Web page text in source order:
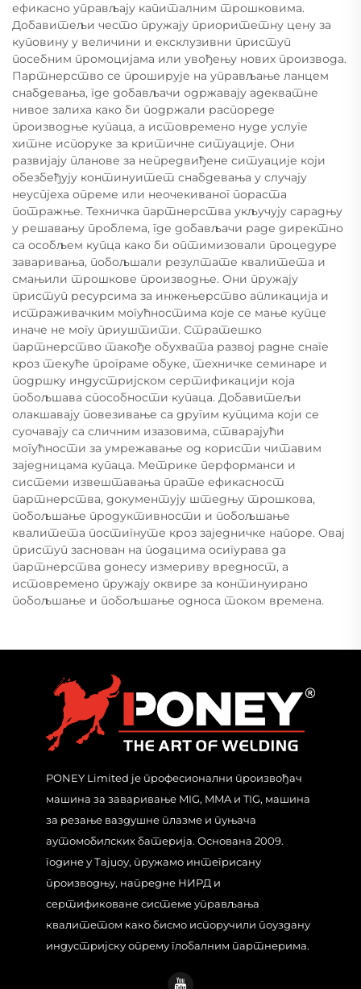
ефикасно управљају капиталним трошковима.
Добавитељи често пружају приоритетну цену за
куповину у величини и ексклузивни приступ
посебним промоцијама или увођењу нових производа.
Партнерство се проширује на управљање ланцем
снабдевања, где добављачи одржавају адекватне
нивое залиха како би подржали распореде
производње купаца, а истовремено нуде услуге
хитне испоруке за критичне ситуације. Они
развијају планове за непредвиђене ситуације који
обезбеђују континуитет снабдевања у случају
неуспјеха опреме или неочекиваног пораста
потражње. Техничка партнерства укључују сарадњу
у решавању проблема, где добављачи раде директно
са особљем купца како би оптимизовали процедуре
заваривања, побољшали резултате квалитета и
смањили трошкове производње. Они пружају
приступ ресурсима за инжењерство апликација и
истраживачким могућностима које се мање купце
иначе не могу приуштити. Стратешко
партнерство такође обухвата развој радне снаге
кроз текуће програме обуке, техничке семинаре и
подршку индустријском сертификацији која
побољшава способности купаца. Добавитељи
олакшавају повезивање са другим купцима који се
суочавају са сличним изазовима, стварајући
могућности за умрежавање од користи читавим
заједницама купаца. Метрике перформанси и
системи извештавања прате ефикасност
партнерства, документују штедњу трошкова,
побољшање продуктивности и побољшање
квалитета постигнуте кроз заједничке напоре. Овај
приступ заснован на подацима осигурава да
партнерства донесу измериву вредност, а
истовремено пружају оквире за континуирано
побољшање и побољшање односа током времена.
PONEY Limited је професионални произвођач
машина за заваривање MIG, MMA и TIG, машина
за резање ваздушне плазме и пуњача
аутомобилских батерија. Основана 2009.
године у Тајџоу, пружамо интегрисану
производњу, напредне НИРД и
сертификоване системе управљања
квалитетом како бисмо испоручили поуздану
индустријску опрему глобалним партнерима.